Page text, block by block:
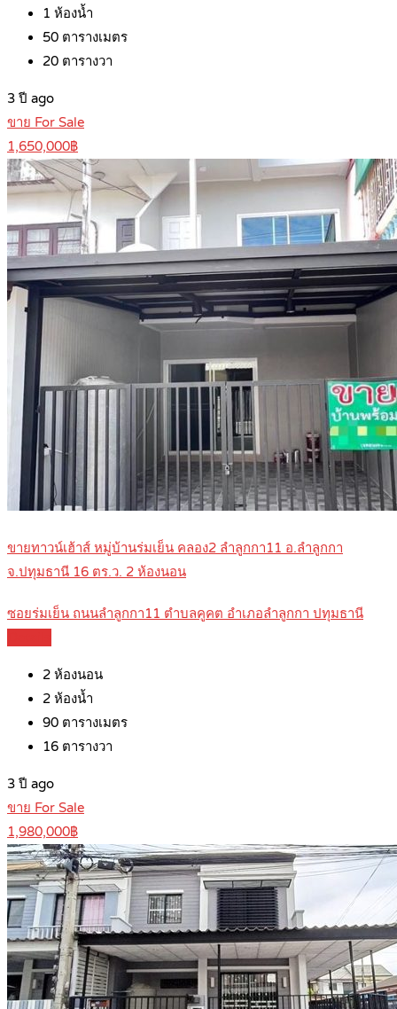
1 ห้องน้ำ
50 ตารางเมตร
20 ตารางวา
3 ปี ago
ขาย For Sale
1,650,000฿
ขายทาวน์เฮ้าส์ หมู่บ้านร่มเย็น คลอง2 ลำลูกกา11 อ.ลำลูกกา
จ.ปทุมธานี 16 ตร.ว. 2 ห้องนอน
ซอยร่มเย็น ถนนลำลูกกา11 ตำบลคูคต อำเภอลำลูกกา ปทุมธานี
2 ห้องนอน
2 ห้องน้ำ
90 ตารางเมตร
16 ตารางวา
3 ปี ago
ขาย For Sale
1,980,000฿